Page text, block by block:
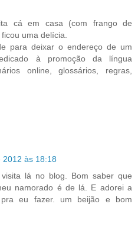
cá em casa (com frango de
uma delícia.
para deixar o endereço de um
à promoção da língua
online, glossários, regras,
2012 às 18:18
lá no blog. Bom saber que
namorado é de lá. E adorei a
pra eu fazer. um beijão e bom